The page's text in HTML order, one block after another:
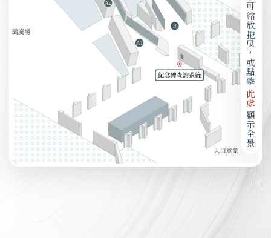
可縮放拖曳，或點擊
此處
顯示全景